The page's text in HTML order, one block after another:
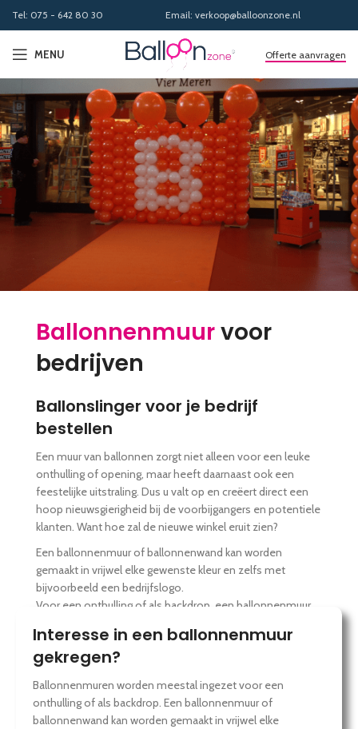
Tel: 075 - 642 80 30 Email: verkoop@balloonzone.nl
MENU Offerte aanvragen
Ballonnenmuurvoor
bedrijven
Ballonslinger voor je bedrijf
bestellen
Een muur van ballonnen zorgt niet alleen voor een leuke
onthulling of opening, maar heeft daarnaast ook een
feestelijke uitstraling. Dus u valt op en creëert direct een
hoop nieuwsgierigheid bij de voorbijgangers en potentiele
klanten. Want hoe zal de nieuwe winkel eruit zien?
Een ballonnenmuur of ballonnenwand kan worden
gemaakt in vrijwel elke gewenste kleur en zelfs met
bijvoorbeeld een bedrijfslogo.
Voor een onthulling of als backdrop, een ballonnenmuur
Interesse in een ballonnenmuur
gekregen?
Ballonnenmuren worden meestal ingezet voor een
onthulling of als backdrop. Een ballonnenmuur of
ballonnenwand kan worden gemaakt in vrijwel elke